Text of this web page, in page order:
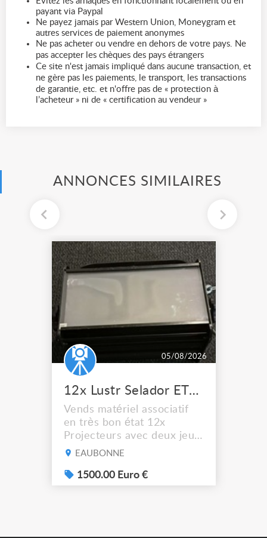
payant via Paypal
Ne payez jamais par Western Union, Moneygram et
autres services de paiement anonymes
Ne pas acheter ou vendre en dehors de votre pays. Ne
pas accepter les chèques des pays étrangers
Ce site n'est jamais impliqué dans aucune transaction, et
ne gère pas les paiements, le transport, les transactions
de garantie, etc. et n'offre pas de « protection à
l’acheteur » ni de « certification au vendeur »
ANNONCES SIMILAIRES
05/08/2026
12x Lustr Selador ETC Led 7x colors filtres
Vends matériel associatif
en très bon état 12x
Projecteurs avec deux jeux
de filtre filtre Lustr Selador
system – seven colour
LEDs providing the
EAUBONNE
1500.00 Euro €